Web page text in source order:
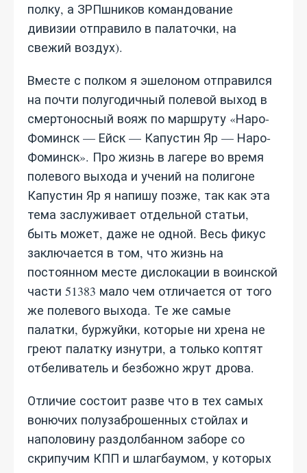
полку, а ЗРПшников командование
дивизии отправило в палаточки, на
свежий воздух).
Вместе с полком я эшелоном отправился
на почти полугодичный полевой выход в
смертоносный вояж по маршруту «Наро-
Фоминск — Ейск — Капустин Яр — Наро-
Фоминск». Про жизнь в лагере во время
полевого выхода и учений на полигоне
Капустин Яр я напишу позже, так как эта
тема заслуживает отдельной статьи,
быть может, даже не одной. Весь фикус
заключается в том, что жизнь на
постоянном месте дислокации в воинской
части 51383 мало чем отличается от того
же полевого выхода. Те же самые
палатки, буржуйки, которые ни хрена не
греют палатку изнутри, а только коптят
отбеливатель и безбожно жрут дрова.
Отличие состоит разве что в тех самых
вонючих полузаброшенных стойлах и
наполовину раздолбанном заборе со
скрипучим КПП и шлагбаумом, у которых